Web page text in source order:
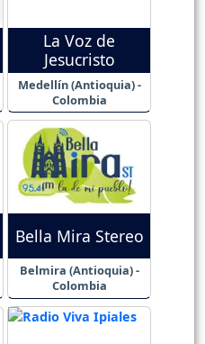
La Voz de
Jesucristo
Medellín (Antioquia) -
Colombia
Bella Mira Stereo
Belmira (Antioquia) -
Colombia